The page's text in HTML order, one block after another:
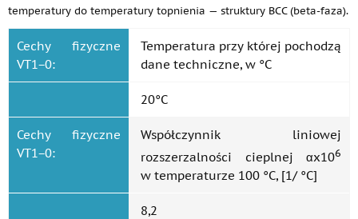
temperatury do temperatury topnienia — struktury BCC (beta-faza).
Cechy fizyczne
VT1−0:
Temperatura przy której pochodzą
dane techniczne, w °C
20°C
Cechy fizyczne
VT1−0:
Współczynnik liniowej
rozszerzalności cieplnej αx106
w temperaturze 100 °C, [1/ °C]
8,2